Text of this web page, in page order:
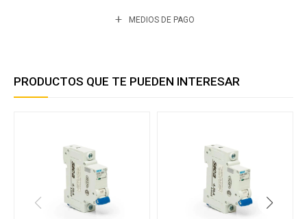
MEDIOS DE PAGO
PRODUCTOS QUE TE PUEDEN INTERESAR